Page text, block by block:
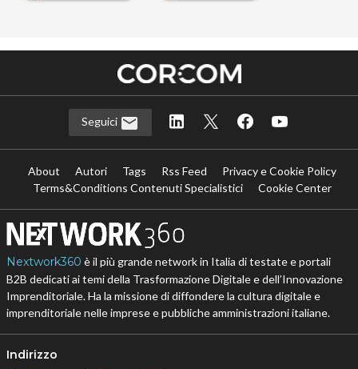
Seguici
About Autori Tags Rss Feed
Privacy e Cookie Policy
Terms&Conditions Contenuti Specialistici
Cookie Center
Nextwork360 è il più grande network in Italia di testate e portali
B2B dedicati ai temi della Trasformazione Digitale e dell’Innovazione
Imprenditoriale. Ha la missione di diffondere la cultura digitale e
imprenditoriale nelle imprese e pubbliche amministrazioni italiane.
Indirizzo